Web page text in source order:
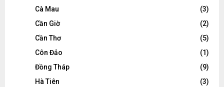
Cà Mau
(3)
Cần Giờ
(2)
Cần Thơ
(5)
Côn Đảo
(1)
Đồng Tháp
(9)
Hà Tiên
(3)